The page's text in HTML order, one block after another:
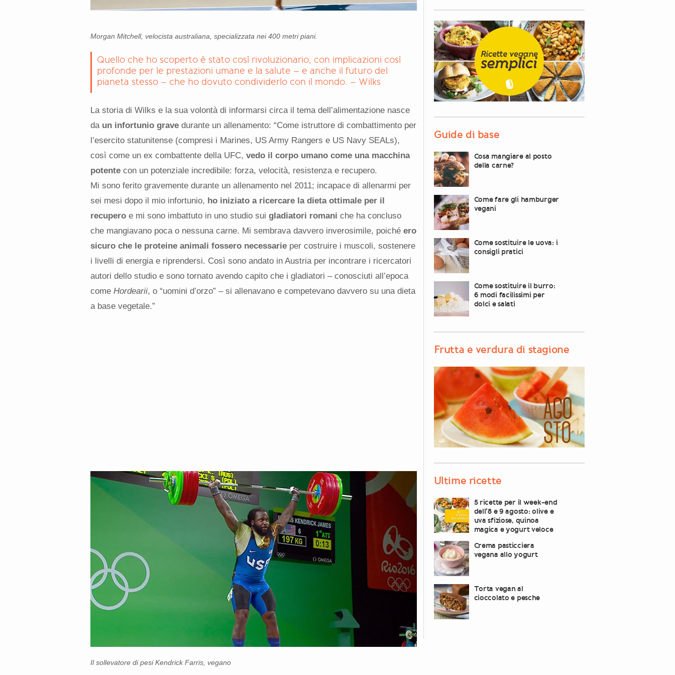
Morgan Mitchell, velocista australiana, specializzata nei 400 metri piani.
Quello che ho scoperto è stato così rivoluzionario, con implicazioni così
profonde per le prestazioni umane e la salute – e anche il futuro del
pianeta stesso – che ho dovuto condividerlo con il mondo. – Wilks
La storia di Wilks e la sua volontà di informarsi circa il tema dell’alimentazione nasce
da un infortunio gravedurante un allenamento: “Come istruttore di combattimento per
l’esercito statunitense (compresi i Marines, US Army Rangers e US Navy SEALs),
così come un ex combattente della UFC, vedo il corpo umano come una macchina
potentecon un potenziale incredibile: forza, velocità, resistenza e recupero.
Mi sono ferito gravemente durante un allenamento nel 2011; incapace di allenarmi per
sei mesi dopo il mio infortunio, ho iniziato a ricercare la dieta ottimale per il
recuperoe mi sono imbattuto in uno studio sui gladiatori romani che ha concluso
che mangiavano poca o nessuna carne. Mi sembrava davvero inverosimile, poiché ero
sicuro che le proteine animali fossero necessarieper costruire i muscoli, sostenere
i livelli di energia e riprendersi. Così sono andato in Austria per incontrare i ricercatori
autori dello studio e sono tornato avendo capito che i gladiatori – conosciuti all’epoca
come Hordearii, o “uomini d’orzo” – si allenavano e competevano davvero su una dieta
a base vegetale.”
Il sollevatore di pesi Kendrick Farris, vegano
Guide di base
Cosa mangiare al posto
della carne?
Come fare gli hamburger
vegani
Come sostituire le uova: i
consigli pratici
Come sostituire il burro:
6 modi facilissimi per
dolci e salati
Frutta e verdura di stagione
Ultime ricette
5 ricette per il week-end
dell’8 e 9 agosto: olive e
uva sfiziose, quinoa
magica e yogurt veloce
Crema pasticciera
vegana allo yogurt
Torta vegan al
cioccolato e pesche